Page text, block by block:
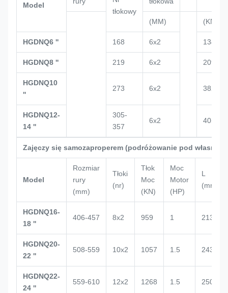
Model
tłokowy
(MM) (KN)
HGDNQ6 '' 168 6x2 134
HGDNQ8 '' 219 6x2 209
HGDNQ10
''
273 6x2 382
HGDNQ12-
14 ''
305-
357
6x2 405
Zajęczy się samozaproperem (podróżowanie pod własną
Model
Rozmiar
rury
(mm)
Tłoki
(nr)
Tłok
Moc
(KN)
Moc
Motor
(HP)
L
(mm)
HGDNQ16-
18 ''
406-457 8x2 959 1 2132
HGDNQ20-
22 ''
508-559 10x2 1057 1.5 2434
HGDNQ22-
24 ''
559-610 12x2 1268 1.5 2500